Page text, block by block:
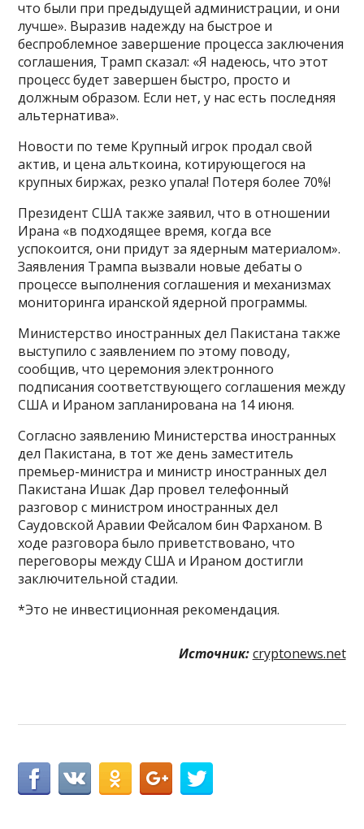
что были при предыдущей администрации, и они
лучше». Выразив надежду на быстрое и
беспроблемное завершение процесса заключения
соглашения, Трамп сказал: «Я надеюсь, что этот
процесс будет завершен быстро, просто и
должным образом. Если нет, у нас есть последняя
альтернатива».
Новости по теме Крупный игрок продал свой
актив, и цена альткоина, котирующегося на
крупных биржах, резко упала! Потеря более 70%!
Президент США также заявил, что в отношении
Ирана «в подходящее время, когда все
успокоится, они придут за ядерным материалом».
Заявления Трампа вызвали новые дебаты о
процессе выполнения соглашения и механизмах
мониторинга иранской ядерной программы.
Министерство иностранных дел Пакистана также
выступило с заявлением по этому поводу,
сообщив, что церемония электронного
подписания соответствующего соглашения между
США и Ираном запланирована на 14 июня.
Согласно заявлению Министерства иностранных
дел Пакистана, в тот же день заместитель
премьер-министра и министр иностранных дел
Пакистана Ишак Дар провел телефонный
разговор с министром иностранных дел
Саудовской Аравии Фейсалом бин Фарханом. В
ходе разговора было приветствовано, что
переговоры между США и Ираном достигли
заключительной стадии.
*Это не инвестиционная рекомендация.
Источник: cryptonews.net